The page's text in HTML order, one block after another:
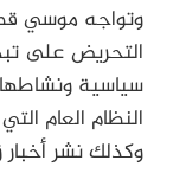
وتواجه موسي
التحريض على
سياسية
النظام العام
وكذلك نشر